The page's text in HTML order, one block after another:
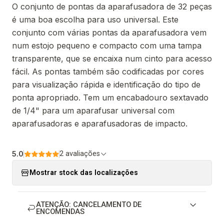
O conjunto de pontas da aparafusadora de 32 peças
é uma boa escolha para uso universal. Este
conjunto com várias pontas da aparafusadora vem
num estojo pequeno e compacto com uma tampa
transparente, que se encaixa num cinto para acesso
fácil. As pontas também são codificadas por cores
para visualização rápida e identificação do tipo de
ponta apropriado. Tem um encabadouro sextavado
de 1/4" para um aparafusar universal com
aparafusadoras e aparafusadoras de impacto.
5.0 2 avaliações
Mostrar stock das localizações
ATENÇÃO: CANCELAMENTO DE
ENCOMENDAS